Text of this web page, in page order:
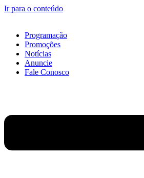
Ir para o conteúdo
Programação
Promoções
Notícias
Anuncie
Fale Conosco